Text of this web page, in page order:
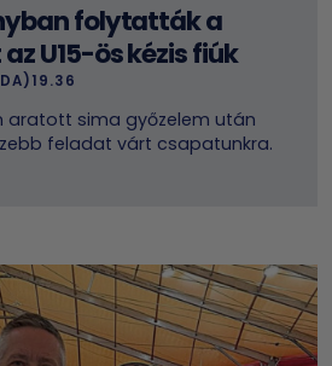
folytatták a
U15-ös kézis fiúk
aratott sima győzelem után
feladat várt csapatunkra.